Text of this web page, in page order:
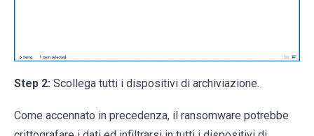
Step 2: Scollega tutti i dispositivi di archiviazione.
Come accennato in precedenza, il ransomware potrebbe